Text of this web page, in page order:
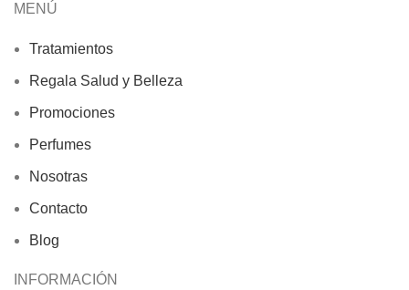
MENÚ
Tratamientos
Regala Salud y Belleza
Promociones
Perfumes
Nosotras
Contacto
Blog
INFORMACIÓN